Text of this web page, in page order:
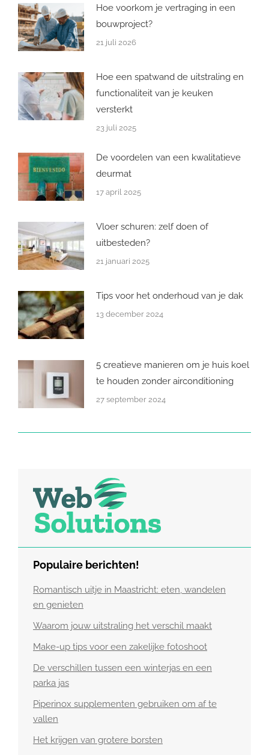
Hoe voorkom je vertraging in een
bouwproject?
21 juli 2026
Hoe een spatwand de uitstraling en
functionaliteit van je keuken
versterkt
23 juli 2025
De voordelen van een kwalitatieve
deurmat
17 april 2025
Vloer schuren: zelf doen of
uitbesteden?
21 januari 2025
Tips voor het onderhoud van je dak
13 december 2024
5 creatieve manieren om je huis koel
te houden zonder airconditioning
27 september 2024
Populaire berichten!
Romantisch uitje in Maastricht: eten, wandelen
en genieten
Waarom jouw uitstraling het verschil maakt
Make-up tips voor een zakelijke fotoshoot
De verschillen tussen een winterjas en een
parka jas
Piperinox supplementen gebruiken om af te
vallen
Het krijgen van grotere borsten